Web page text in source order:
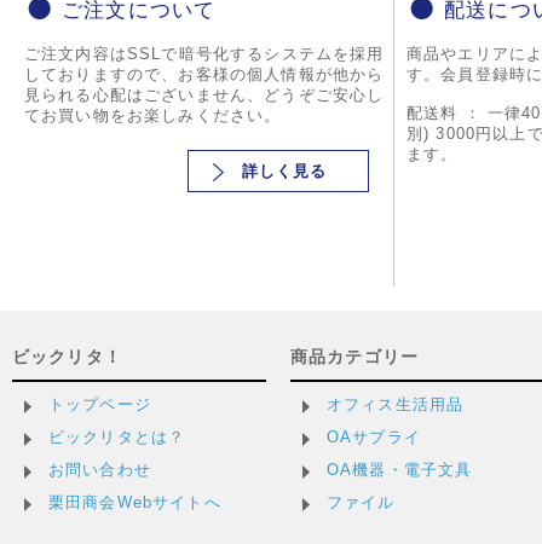
ご注文について
ご注文内容はSSLで暗号化するシステムを採用
しておりますので、お客様の個人情報が他から
見られる心配はございません、どうぞご安心し
てお買い物をお楽しみください。
詳しく見る
配送につ
商品やエリアに
す。会員登録時
配送料 ： 一律
別) 3000円以上
ます。
ビックリタ！
トップページ
ビックリタとは？
お問い合わせ
栗田商会Webサイトへ
商品カテゴリー
オフィス生活用品
OAサプライ
OA機器・電子文具
ファイル